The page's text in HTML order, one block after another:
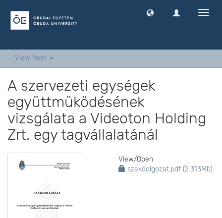
View Item
A szervezeti egységek
együttmüködésének
vizsgálata a Videoton Holding
Zrt. egy tagvállalatánál
View/Open
szakdolgozat.pdf (2.313Mb)